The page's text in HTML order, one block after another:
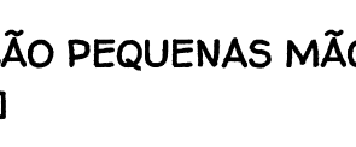
PEQUENAS